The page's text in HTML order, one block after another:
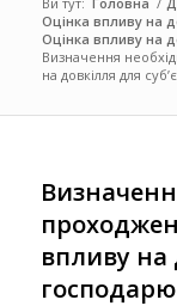
Оцінка впливу на
Оцінка впливу на
Визначення
на довкілля для
впливу на